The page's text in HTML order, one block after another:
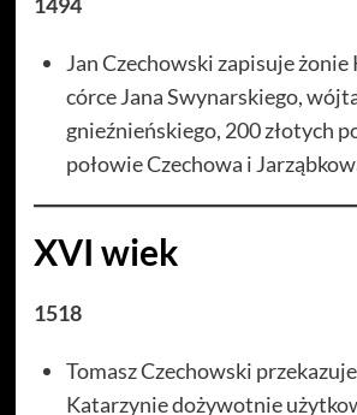
Jan Czechowski zapisuje żonie
córce Jana Swynarskiego,
gnieźnieńskiego, 200 złotych
połowie Czechowa i
XVI wiek
1518
Tomasz Czechowski
Katarzynie dożywotnie